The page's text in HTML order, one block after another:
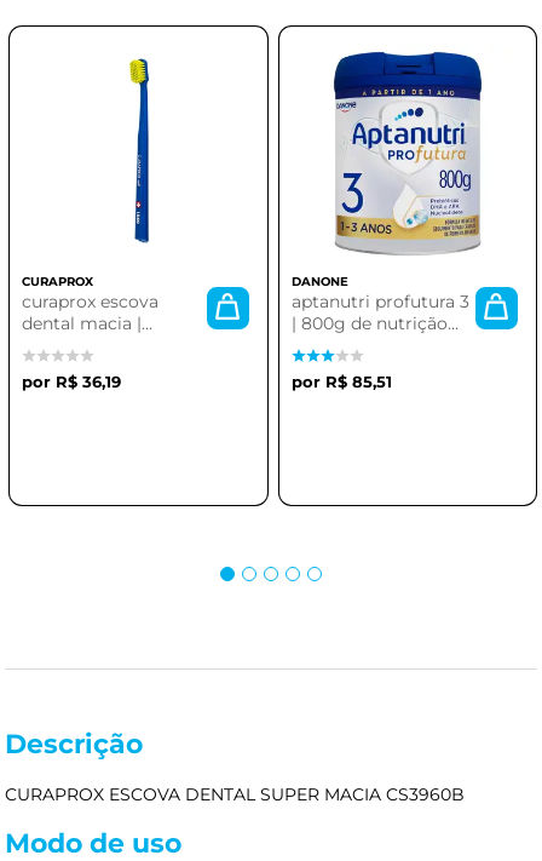
CURAPROX
curaprox escova
dental macia |
conforto e eficácia na
higiene bucal
R$ 36,19
DANONE
aptanutri profutura 3
| 800g de nutrição
avançada
R$ 85,51
Descrição
CURAPROX ESCOVA DENTAL SUPER MACIA CS3960B
Modo de uso